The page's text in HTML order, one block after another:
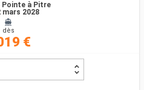
Pointe à Pitre
mars 2028
dès
€
Compagnies